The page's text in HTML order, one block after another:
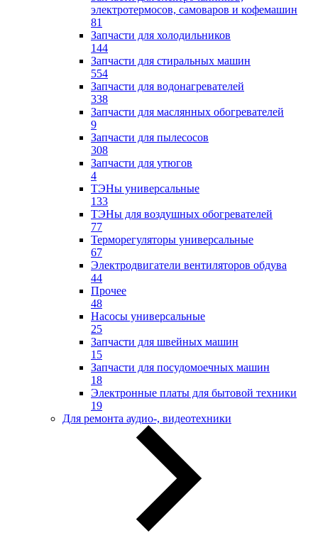
электротермосов, самоваров и кофемашин
81
Запчасти для холодильников
144
Запчасти для стиральных машин
554
Запчасти для водонагревателей
338
Запчасти для маслянных обогревателей
9
Запчасти для пылесосов
308
Запчасти для утюгов
4
ТЭНы универсальные
133
ТЭНы для воздушных обогревателей
77
Терморегуляторы универсальные
67
Электродвигатели вентиляторов обдува
44
Прочее
48
Насосы универсальные
25
Запчасти для швейных машин
15
Запчасти для посудомоечных машин
18
Электронные платы для бытовой техники
19
Для ремонта аудио-, видеотехники